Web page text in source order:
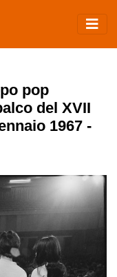
pop
del XVII
1967 -